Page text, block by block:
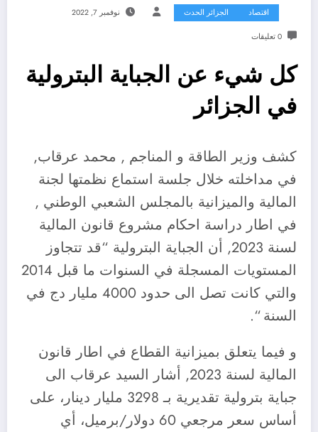
اقتصاد الجزائر الحدث نوفمبر 7, 2022
0 تعليقات
كل شيء عن الجباية البترولية
في الجزائر
كشف وزير الطاقة و المناجم , محمد عرقاب,
في مداخلته خلال جلسة استماع نظمتها لجنة
المالية والميزانية بالمجلس الشعبي الوطني ,
في اطار دراسة احكام مشروع قانون المالية
لسنة 2023, أن الجباية البترولية “قد تتجاوز
المستويات المسجلة في السنوات ما قبل 2014
والتي كانت تصل الى حدود 4000 مليار دج في
السنة “.
و فيما يتعلق بميزانية القطاع في اطار قانون
المالية لسنة 2023, أشار السيد عرقاب الى
جباية بترولية تقديرية بـ 3298 مليار دينار، على
أساس سعر مرجعي 60 دولار/برميل، أي